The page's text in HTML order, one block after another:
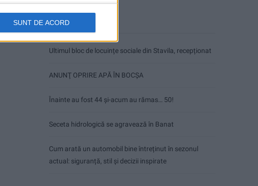
SUNT DE ACORDArticole recente
Ultimul bloc de locuințe sociale din Stavila, recepționat
ANUNŢ OPRIRE APĂ ÎN BOCȘA
Înainte au fost 44 și-acum au rămas… 50!
Seceta hidrologică se agravează în Banat
Cum arată un automobil bine întreținut în sezonul
actual: siguranță, stil și decizii inspirate